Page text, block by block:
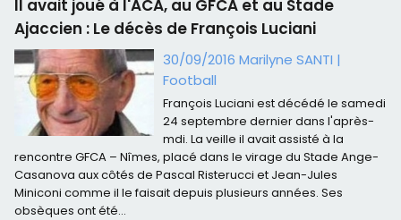
Il avait joué à l'ACA, au GFCA et au Stade
Ajaccien : Le décès de François Luciani
30/09/2016 Marilyne SANTI |
Football
François Luciani est décédé le samedi
24 septembre dernier dans l'après-
mdi. La veille il avait assisté à la
rencontre GFCA – Nîmes, placé dans le virage du Stade Ange-
Casanova aux côtés de Pascal Risterucci et Jean-Jules
Miniconi comme il le faisait depuis plusieurs années. Ses
obsèques ont été...